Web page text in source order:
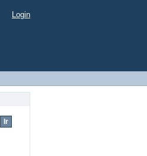
Login